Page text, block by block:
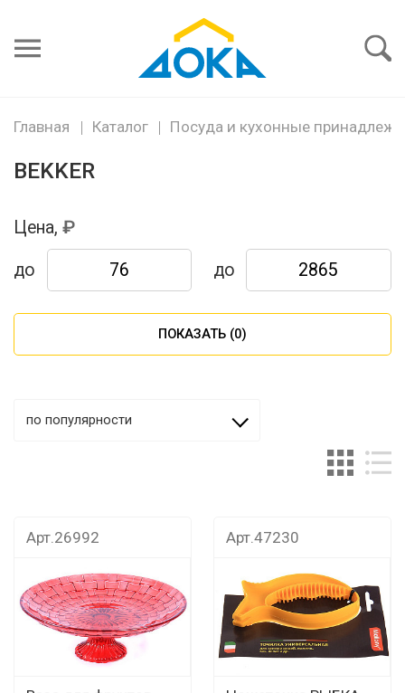
пароль
Главная Каталог Посуда и кухонные
BEKKER
Цена,
до до
ПОКАЗАТЬ (0)
по популярности
Арт.26992 Арт.47230